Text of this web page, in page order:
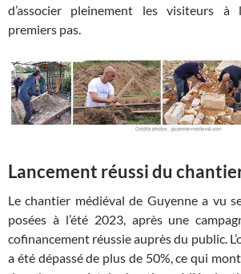
d’associer pleinement les visiteurs à
premiers pas.
Lancement réussi du
Le chantier médiéval de Guyenne a vu
posées à l’été 2023, après une
cofinancement réussie auprès du public.
a été dépassé de plus de 50%, ce qui